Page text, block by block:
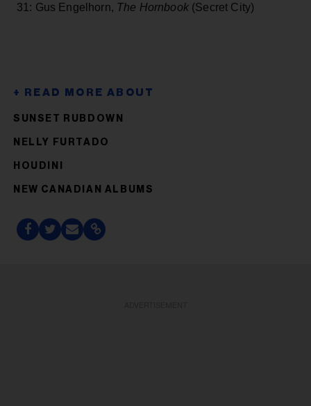
31: Gus Engelhorn, The Hornbook(Secret City)
SUNSET RUBDOWN
NELLY FURTADO
HOUDINI
NEW CANADIAN ALBUMS